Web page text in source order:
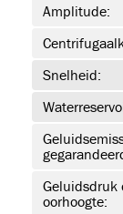
Amplitude:
Snelheid:
Geluidsdruk
oorhoogte: